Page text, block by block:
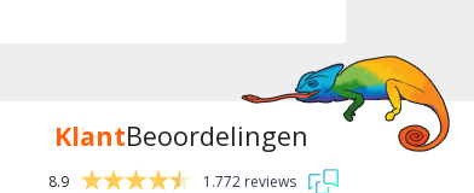
KlantBeoordelingen
8.9 1.772 reviews